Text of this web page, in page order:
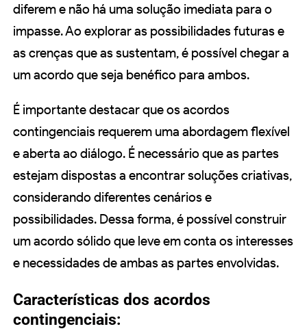
diferem e não há uma solução imediata para o
impasse. Ao explorar as possibilidades futuras e
as crenças que as sustentam, é possível chegar a
um acordo que seja benéfico para ambos.
É importante destacar que os acordos
contingenciais requerem uma abordagem flexível
e aberta ao diálogo. É necessário que as partes
estejam dispostas a encontrar soluções criativas,
considerando diferentes cenários e
possibilidades. Dessa forma, é possível construir
um acordo sólido que leve em conta os interesses
e necessidades de ambas as partes envolvidas.
Características dos acordos
contingenciais: